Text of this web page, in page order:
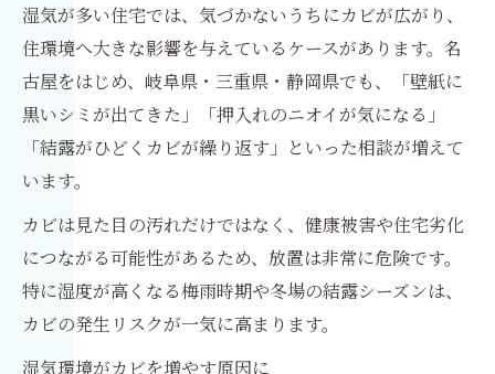
湿気が多い住宅では、気づかないうちにカビが広がり、
住環境へ大きな影響を与えているケースがあります。名
古屋をはじめ、岐阜県・三重県・静岡県でも、「壁紙に
黒いシミが出てきた」「押入れのニオイが気になる」
「結露がひどくカビが繰り返す」といった相談が増えて
います。
カビは見た目の汚れだけではなく、健康被害や住宅劣化
につながる可能性があるため、放置は非常に危険です。
特に湿度が高くなる梅雨時期や冬場の結露シーズンは、
カビの発生リスクが一気に高まります。
湿気環境がカビを増やす原因に